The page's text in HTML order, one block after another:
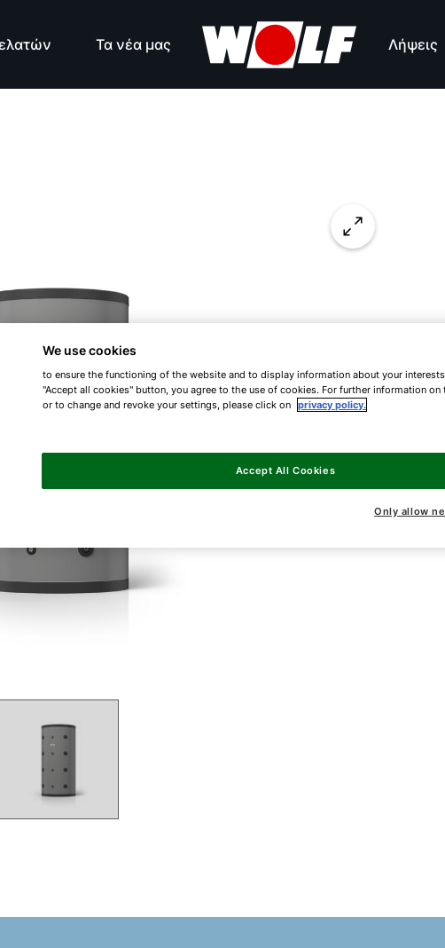
Τα νέα μας Λήψεις
Πλεονεκτήματα με μια ματιά
We use cookies
to ensure the functioning of the website and to display information about your
"Accept all cookies" button, you agree to the use of cookies. For further information on
or to change and revoke your settings, please click on privacy policy.
Only allow
Accept All Cookies